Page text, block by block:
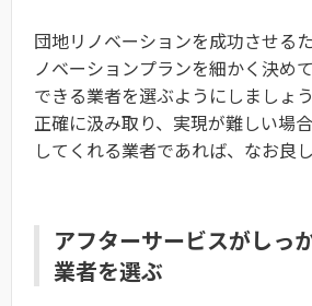
団地リノベーションを成功させる
ノベーションプランを細かく決め
できる業者を選ぶようにしましょ
正確に汲み取り、実現が難しい場
してくれる業者であれば、なお良し
アフターサービスがしっ
業者を選ぶ